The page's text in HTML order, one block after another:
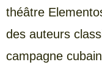
théâtre
des auteurs
campagne